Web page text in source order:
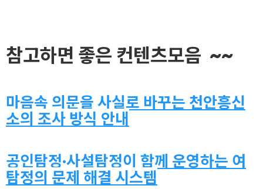
참고하면 좋은 컨텐츠모음 ~~
마음속 의문을 사실로 바꾸는 천안흥신
소의 조사 방식 안내
공인탐정·사설탐정이 함께 운영하는 여
탐정의 문제 해결 시스템